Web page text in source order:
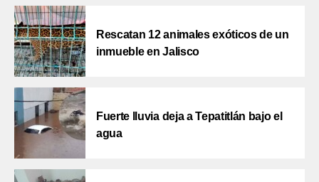
Rescatan 12 animales exóticos de un
inmueble en Jalisco
Fuerte lluvia deja a Tepatitlán bajo el
agua